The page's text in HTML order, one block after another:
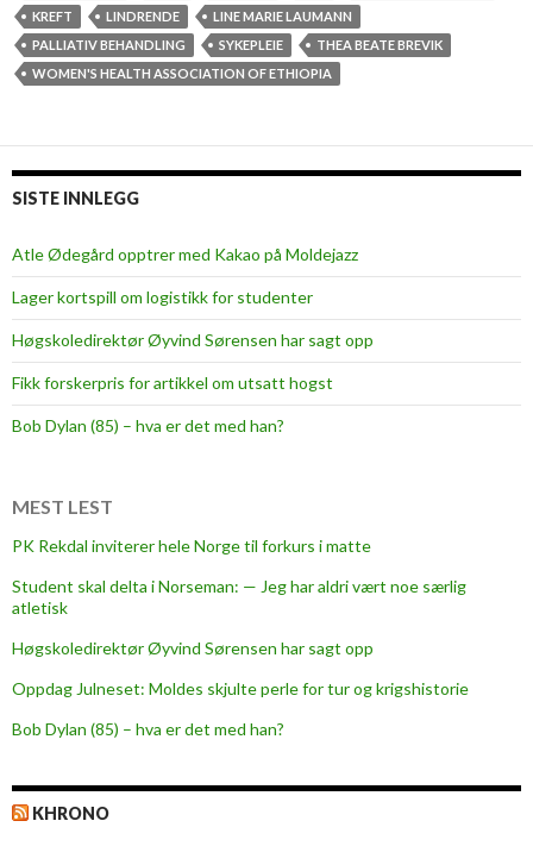
e
v
v
e
n
i
n
g
f
o
r
h
n
d
l
i
g
a
d
ø
KREFT
LINDRENDE
LINE MARIE LAUMANN
PALLIATIV BEHANDLING
SYKEPLEIE
THEA BEATE BREVIK
WOMEN'S HEALTH ASSOCIATION OF ETHIOPIA
SISTE INNLEGG
Atle Ødegård opptrer med Kakao på Moldejazz
Lager kortspill om logistikk for studenter
Høgskoledirektør Øyvind Sørensen har sagt opp
Fikk forskerpris for artikkel om utsatt hogst
Bob Dylan (85) – hva er det med han?
MEST LEST
PK Rekdal inviterer hele Norge til forkurs i matte
Student skal delta i Norseman: — Jeg har aldri vært noe særlig
atletisk
Høgskoledirektør Øyvind Sørensen har sagt opp
Oppdag Julneset: Moldes skjulte perle for tur og krigshistorie
Bob Dylan (85) – hva er det med han?
KHRONO